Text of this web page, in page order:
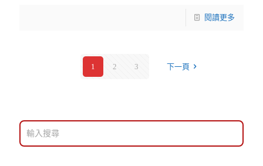
閱讀更多
1 2 3 下一頁